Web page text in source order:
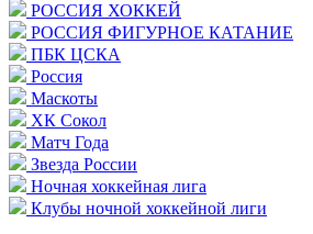
РОССИЯ ХОККЕЙ
РОССИЯ ФИГУРНОЕ КАТАНИЕ
ПБК ЦСКА
Россия
Маскоты
ХК Сокол
Матч Года
Звезда России
Ночная хоккейная лига
Клубы ночной хоккейной лиги